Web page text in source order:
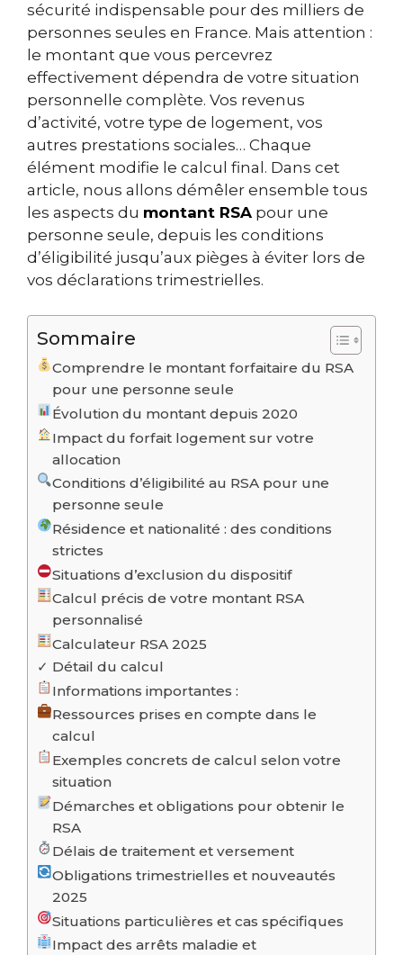
sécurité indispensable pour des milliers de
personnes seules en France. Mais attention :
le montant que vous percevrez
effectivement dépendra de votre situation
personnelle complète. Vos revenus
d’activité, votre type de logement, vos
autres prestations sociales… Chaque
élément modifie le calcul final. Dans cet
article, nous allons démêler ensemble tous
les aspects du montant RSA pour une
personne seule, depuis les conditions
d’éligibilité jusqu’aux pièges à éviter lors de
vos déclarations trimestrielles.
Sommaire
Comprendre le montant forfaitaire du RSA
pour une personne seule
Évolution du montant depuis 2020
Impact du forfait logement sur votre
allocation
Conditions d’éligibilité au RSA pour une
personne seule
Résidence et nationalité : des conditions
strictes
Situations d’exclusion du dispositif
Calcul précis de votre montant RSA
personnalisé
Calculateur RSA 2025
✓ Détail du calcul
Informations importantes :
Ressources prises en compte dans le
calcul
Exemples concrets de calcul selon votre
situation
Démarches et obligations pour obtenir le
RSA
Délais de traitement et versement
Obligations trimestrielles et nouveautés
2025
Situations particulières et cas spécifiques
Impact des arrêts maladie et